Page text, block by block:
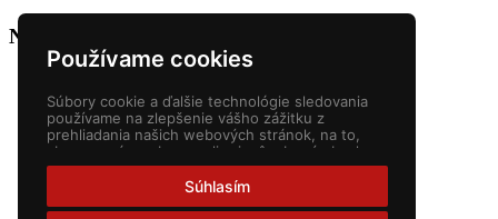
Používame cookies
Súbory cookie a ďalšie technológie sledovania
používame na zlepšenie vášho zážitku z
prehliadania našich webových stránok, na to,
aby sme vám zobrazovali prispôsobený obsah a
cielené reklamy, na analýzu návštevnosti našich
webových stránok a na pochopenie toho, odkiaľ
naši návštevníci prichádzajú.
Súhlasím
Nákupný košík